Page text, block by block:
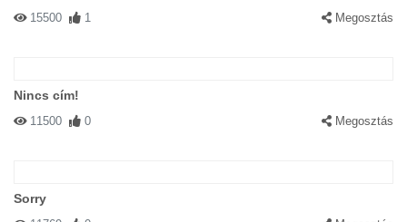
15500 1 Megosztás
Nincs cím!
11500 0 Megosztás
Sorry